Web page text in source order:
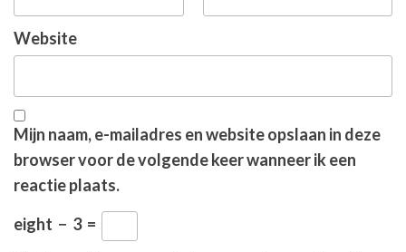
Website
Mijn naam, e-mailadres en website opslaan in deze
browser voor de volgende keer wanneer ik een
reactie plaats.
eight − 3 =